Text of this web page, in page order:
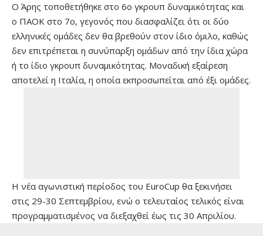
Ο Άρης τοποθετήθηκε στο 6ο γκρουπ δυναμικότητας και
ο ΠΑΟΚ στο 7ο, γεγονός που διασφαλίζει ότι οι δύο
ελληνικές ομάδες δεν θα βρεθούν στον ίδιο όμιλο, καθώς
δεν επιτρέπεται η συνύπαρξη ομάδων από την ίδια χώρα
ή το ίδιο γκρουπ δυναμικότητας. Μοναδική εξαίρεση
αποτελεί η Ιταλία, η οποία εκπροσωπείται από έξι ομάδες.
Η νέα αγωνιστική περίοδος του EuroCup θα ξεκινήσει
στις 29-30 Σεπτεμβρίου, ενώ ο τελευταίος τελικός είναι
προγραμματισμένος να διεξαχθεί έως τις 30 Απριλίου.